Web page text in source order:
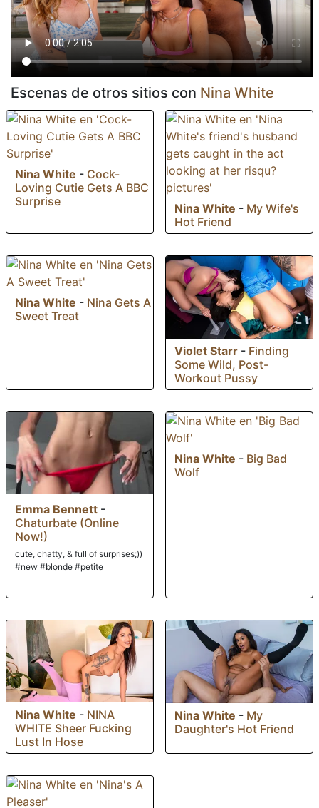
Escenas de otros sitios con Nina White
Nina White - Cock-
Loving Cutie Gets A BBC
Surprise
Nina White - My Wife's
Hot Friend
Nina White - Nina Gets A
Sweet Treat
Violet Starr - Finding
Some Wild, Post-
Workout Pussy
Emma Bennett -
Chaturbate (Online
Now!)
cute, chatty, & full of surprises;))
#new #blonde #petite
Nina White - Big Bad
Wolf
Nina White - NINA
WHITE Sheer Fucking
Lust In Hose
Nina White - My
Daughter's Hot Friend